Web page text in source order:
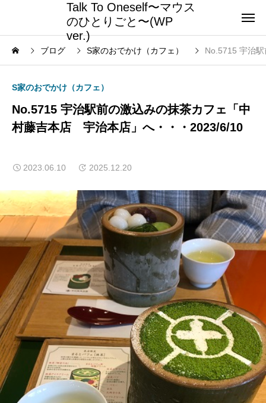
Talk To Oneself〜マウス
のひとりごと〜(WP
ver.)
ブログ S家のおでかけ（カフェ） No.5715 宇治
S家のおでかけ（カフェ）
No.5715 宇治駅前の激込みの抹茶カフェ「中
村藤吉本店 宇治本店」へ・・・2023/6/10
2023.06.10 2025.12.20